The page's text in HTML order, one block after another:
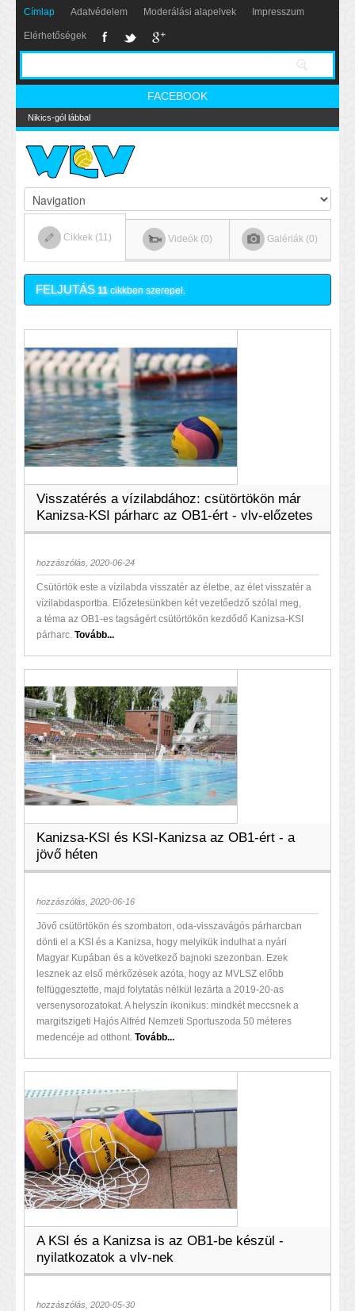
Címlap Adatvédelem Moderálási alapelvek Impresszum
Elérhetőségek
FACEBOOK
Nikics-gól lábbal
Cikkek (11) Videók (0) Galériák (0)
FELJUTÁS 11cikkben szerepel.
Visszatérés a vízilabdához: csütörtökön már
Kanizsa-KSI párharc az OB1-ért - vlv-előzetes
hozzászólás, 2020-06-24
Csütörtök este a vízilabda visszatér az életbe, az élet visszatér a
vízilabdasportba. Előzetesünkben két vezetőedző szólal meg,
a téma az OB1-es tagságért csütörtökön kezdődő Kanizsa-KSI
párharc. Tovább...
Kanizsa-KSI és KSI-Kanizsa az OB1-ért - a
jövő héten
hozzászólás, 2020-06-16
Jövő csütörtökön és szombaton, oda-visszavágós párharcban
dönti el a KSI és a Kanizsa, hogy melyikük indulhat a nyári
Magyar Kupában és a következő bajnoki szezonban. Ezek
lesznek az első mérkőzések azóta, hogy az MVLSZ előbb
felfüggesztette, majd folytatás nélkül lezárta a 2019-20-as
versenysorozatokat. A helyszín ikonikus: mindkét meccsnek a
margitszigeti Hajós Alfréd Nemzeti Sportuszoda 50 méteres
medencéje ad otthont. Tovább...
A KSI és a Kanizsa is az OB1-be készül -
nyilatkozatok a vlv-nek
hozzászólás, 2020-05-30